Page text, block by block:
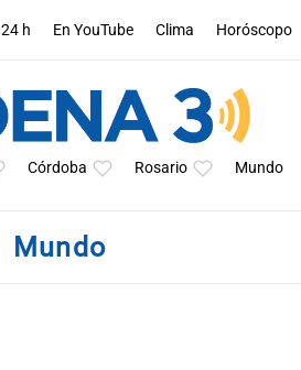
h En YouTube Clima Horóscopo
Córdoba Rosario Mundo
Mundo